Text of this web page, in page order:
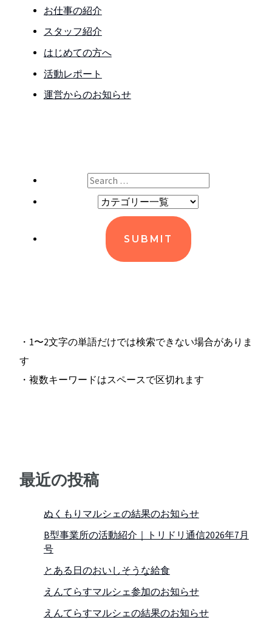
お仕事の紹介
スタッフ紹介
はじめての方へ
活動レポート
運営からのお知らせ
・1〜2文字の単語だけでは検索できない場合がありま
す
・複数キーワードはスペースで区切れます
最近の投稿
ぬくもりマルシェの結果のお知らせ
B型事業所の活動紹介｜トリドリ通信2026年7月
号
とある日のおいしそうな給食
えんてらすマルシェ参加のお知らせ
えんてらすマルシェの結果のお知らせ